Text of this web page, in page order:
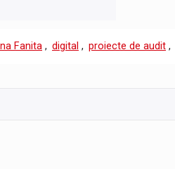
Fanita , digital , proiecte de audit ,